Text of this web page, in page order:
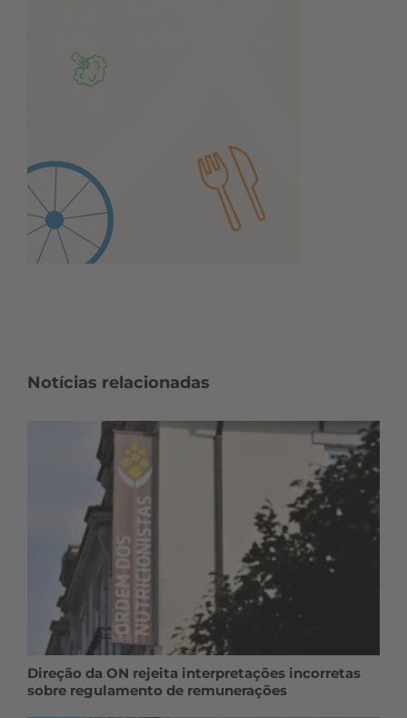
Notícias relacionadas
Direção da ON rejeita interpretações incorretas
sobre regulamento de remunerações